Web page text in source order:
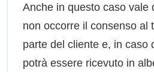
Anche in questo caso vale
non occorre il consenso al
parte del cliente e, in caso
potrà essere ricevuto in